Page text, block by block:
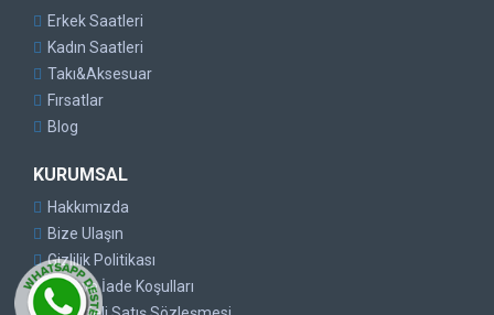
Erkek Saatleri
Kadın Saatleri
Takı&Aksesuar
Fırsatlar
Blog
KURUMSAL
Hakkımızda
Bize Ulaşın
Gizlilik Politikası
İptal ve İade Koşulları